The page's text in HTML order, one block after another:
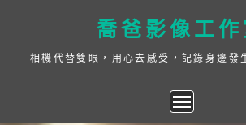
to
content
喬爸影像工作
相機代替雙眼，用心去感受，記錄身邊發